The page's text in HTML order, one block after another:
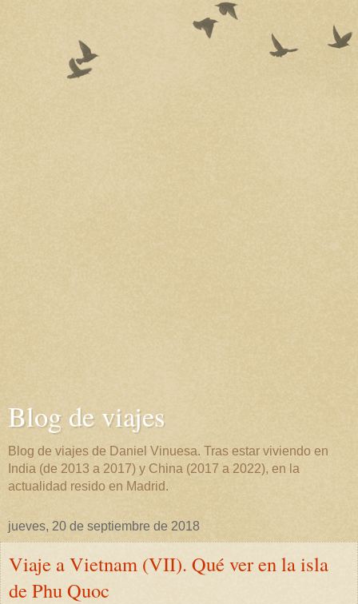
Blog de viajes
Blog de viajes de Daniel Vinuesa. Tras estar viviendo en
India (de 2013 a 2017) y China (2017 a 2022), en la
actualidad resido en Madrid.
jueves, 20 de septiembre de 2018
Viaje a Vietnam (VII). Qué ver en la isla
de Phu Quoc